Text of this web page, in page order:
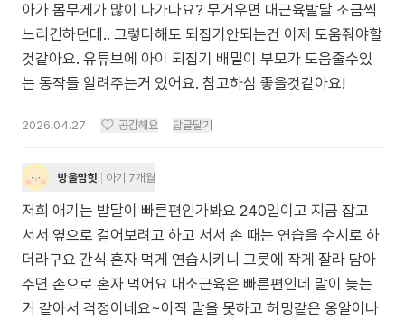
아가 몸무게가 많이 나가나요? 무거우면 대근육발달 조금씩
느리긴하던데.. 그렇다해도 되집기안되는건 이제 도움줘야할
것같아요. 유튜브에 아이 되집기 배밀이 부모가 도움줄수있
는 동작들 알려주는거 있어요. 참고하심 좋을것같아요!
2026.04.27 공감해요 답글달기
방울맘힛 아기 7개월
저희 애기는 발달이 빠른편인가봐요 240일이고 지금 잡고
서서 옆으로 걸어보려고 하고 서서 손 때는 연습을 수시로 하
더라구요 간식 혼자 먹게 연습시키니 그릇에 작게 잘라 담아
주면 손으로 혼자 먹어요 대소근육은 빠른편인데 말이 늦는
거 같아서 걱정이네요~아직 말을 못하고 허밍같은 옹알이나